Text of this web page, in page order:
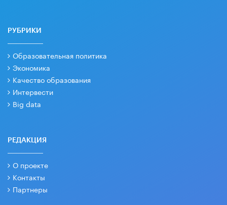
РУБРИКИ
Образовательная политика
Экономика
Качество образования
Интервести
Big data
РЕДАКЦИЯ
О проекте
Контакты
Партнеры